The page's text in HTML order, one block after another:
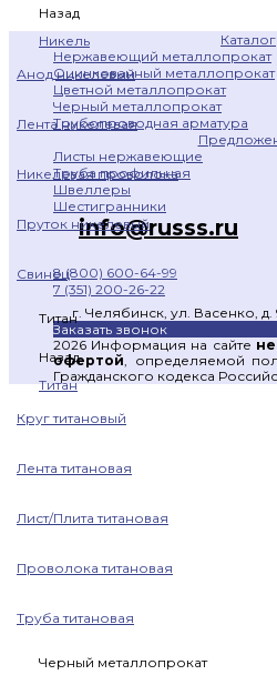
Назад
Никель
Анод никелевый
Лента никелевая
Никелевая проволока
Пруток никелевый
Свинец
Титан
Назад
Титан
Круг титановый
Лента титановая
Лист/Плита титановая
Проволока титановая
Труба титановая
Черный металлопрокат
Каталог
Нержавеющий металлопрокат
Оцинкованный металлопрокат
Цветной металлопрокат
Черный металлопрокат
Трубопроводная арматура
Листы нержавеющие
Труба профильная
Швеллеры
Шестигранники
info@russs.ru
8 (800) 600-64-99
7 (351) 200-26-22
г. Челябинск, ул. Васенко,
Заказать звонок
2026 Информация на сайте
офертой , определяемой
Гражданского кодекса